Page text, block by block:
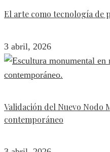
El arte como tecnología de
3 abril, 2026
Validación del Nuevo Nodo
contemporáneo